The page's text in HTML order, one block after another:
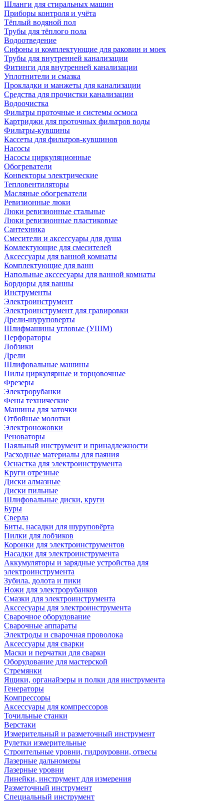
Шланги для стиральных машин
Приборы контроля и учёта
Тёплый водяной пол
Трубы для тёплого пола
Водоотведение
Сифоны и комплектующие для раковин и моек
Трубы для внутренней канализации
Фитинги для внутренней канализации
Уплотнители и смазка
Прокладки и манжеты для канализации
Средства для прочистки канализации
Водоочистка
Фильтры проточные и системы осмоса
Картриджи для проточных фильтров воды
Фильтры-кувшины
Кассеты для фильтров-кувшинов
Насосы
Насосы циркуляционные
Обогреватели
Конвекторы электрические
Тепловентиляторы
Масляные обогреватели
Ревизионные люки
Люки ревизионные стальные
Люки ревизионные пластиковые
Сантехника
Смесители и аксессуары для душа
Комлектующие для смесителей
Аксессуары для ванной комнаты
Комплектующие для ванн
Напольные акссесуары для ванной комнаты
Бордюры для ванны
Инструменты
Электроинструмент
Электроинструмент для гравировки
Дрели-шуруповерты
Шлифмашины угловые (УШМ)
Перфораторы
Лобзики
Дрели
Шлифовальные машины
Пилы циркулярные и торцовочные
Фрезеры
Электрорубанки
Фены технические
Машины для заточки
Отбойные молотки
Электроножовки
Реноваторы
Паяльный инструмент и принадлежности
Расходные материалы для паяния
Оснастка для электроинструмента
Круги отрезные
Диски алмазные
Диски пильные
Шлифовальные диски, круги
Буры
Сверла
Биты, насадки для шуруповёрта
Пилки для лобзиков
Коронки для электроинструментов
Насадки для электроинструмента
Аккумуляторы и зарядные устройства для
электроинструмента
Зубила, долота и пики
Ножи для электрорубанков
Смазки для электроинструмента
Акссесуары для электроинструмента
Сварочное оборудование
Сварочные аппараты
Электроды и сварочная проволока
Аксессуары для сварки
Маски и перчатки для сварки
Оборудование для мастерской
Стремянки
Ящики, органайзеры и полки для инструмента
Генераторы
Компрессоры
Аксессуары для компрессоров
Точильные станки
Верстаки
Измерительный и разметочный инструмент
Рулетки измерительные
Строительные уровни, гидроуровни, отвесы
Лазерные дальномеры
Лазерные уровни
Линейки, инструмент для измерения
Разметочный инструмент
Специальный инструмент